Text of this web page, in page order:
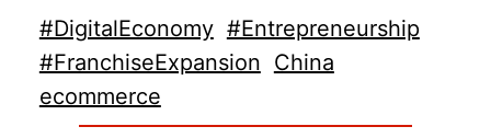
#DigitalEconomy #Entrepreneurship
#FranchiseExpansion China
ecommerce